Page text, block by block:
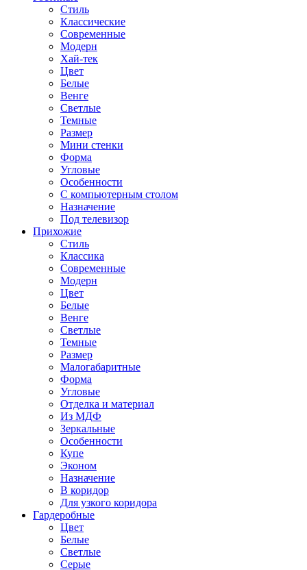
Стиль
Классические
Современные
Модерн
Хай-тек
Цвет
Белые
Венге
Светлые
Темные
Размер
Мини стенки
Форма
Угловые
Особенности
С компьютерным столом
Назначение
Под телевизор
Прихожие
Стиль
Классика
Современные
Модерн
Цвет
Белые
Венге
Светлые
Темные
Размер
Малогабаритные
Форма
Угловые
Отделка и материал
Из МДФ
Зеркальные
Особенности
Купе
Эконом
Назначение
В коридор
Для узкого коридора
Гардеробные
Цвет
Белые
Светлые
Серые